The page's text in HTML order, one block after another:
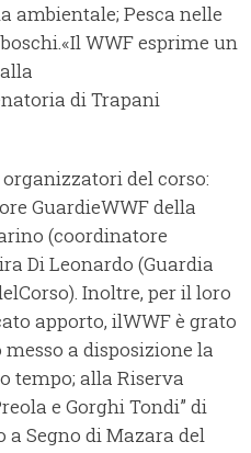
ambientale; Pesca nelle
WWF esprime un
di Trapani
del corso:
GuardieWWF della
(coordinatore
Di Leonardo (Guardia
Inoltre, per il loro
apporto, ilWWF è grato
a disposizione la
tempo; alla Riserva
e Gorghi Tondi” di
a Segno di Mazara del